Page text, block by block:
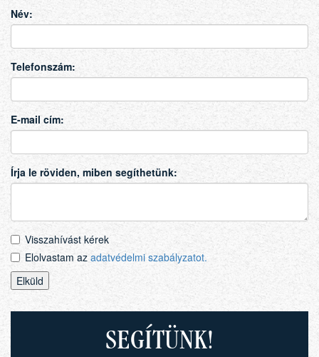
Név:
Telefonszám:
E-mail cím:
Írja le röviden, miben segíthetünk:
Visszahívást kérek
Elolvastam az adatvédelmi szabályzatot.
SEGÍTÜNK!